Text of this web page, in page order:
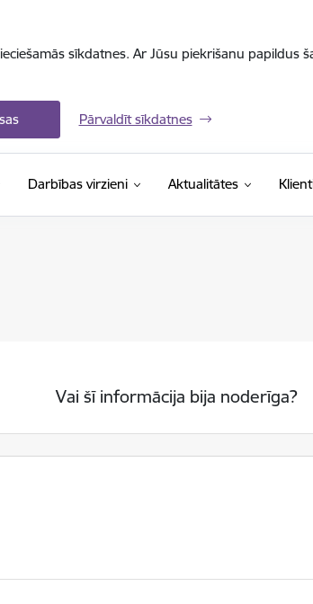
sīkdatnes. Ar Jūsu piekrišanu papildus
Pārvaldīt sīkdatnes
Darbības virzieni Aktualitātes
Vai šī informācija bija noderīga?